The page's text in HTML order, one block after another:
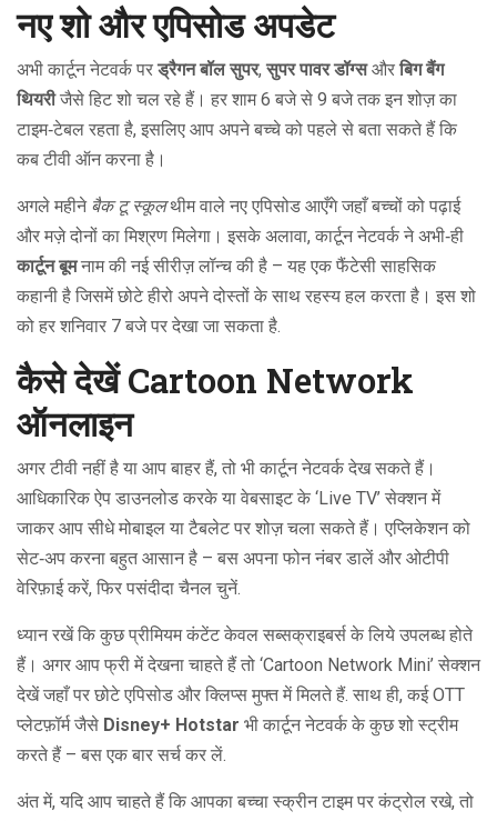
नए शो और एपिसोड अपडेट
अभी कार्टून नेटवर्क परड्रैगन बॉल सुपर,सुपर पावर डॉग्सऔरबिग बैंग
थियरीजैसे हिट शो चल रहे हैं। हर शाम 6 बजे से 9 बजे तक इन शोज़ का
टाइम‑टेबल रहता है, इसलिए आप अपने बच्चे को पहले से बता सकते हैं कि
कब टीवी ऑन करना है।
अगले महीने बैक टू स्कूलथीम वाले नए एपिसोड आएँगे जहाँ बच्चों को पढ़ाई
और मज़े दोनों का मिश्रण मिलेगा। इसके अलावा, कार्टून नेटवर्क ने अभी‑ही
कार्टून बूमनाम की नई सीरीज़ लॉन्च की है – यह एक फैंटेसी साहसिक
कहानी है जिसमें छोटे हीरो अपने दोस्तों के साथ रहस्य हल करता है। इस शो
को हर शनिवार 7 बजे पर देखा जा सकता है.
कैसे देखें Cartoon Network
ऑनलाइन
अगर टीवी नहीं है या आप बाहर हैं, तो भी कार्टून नेटवर्क देख सकते हैं।
आधिकारिक ऐप डाउनलोड करके या वेबसाइट के ‘Live TV’ सेक्शन में
जाकर आप सीधे मोबाइल या टैबलेट पर शोज़ चला सकते हैं। एप्लिकेशन को
सेट‑अप करना बहुत आसान है – बस अपना फोन नंबर डालें और ओटीपी
वेरिफ़ाई करें, फिर पसंदीदा चैनल चुनें.
ध्यान रखें कि कुछ प्रीमियम कंटेंट केवल सब्सक्राइबर्स के लिये उपलब्ध होते
हैं। अगर आप फ्री में देखना चाहते हैं तो ‘Cartoon Network Mini’ सेक्शन
देखें जहाँ पर छोटे एपिसोड और क्लिप्स मुफ्त में मिलते हैं. साथ ही, कई OTT
प्लेटफ़ॉर्म जैसे Disney+ Hotstar भी कार्टून नेटवर्क के कुछ शो स्ट्रीम
करते हैं – बस एक बार सर्च कर लें.
अंत में, यदि आप चाहते हैं कि आपका बच्चा स्क्रीन टाइम पर कंट्रोल रखे, तो